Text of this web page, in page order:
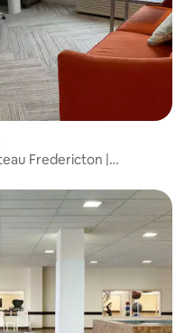
Fredericton |